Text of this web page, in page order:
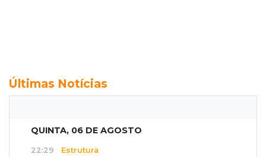
Últimas Notícias
QUINTA, 06 DE AGOSTO
22:29 Estrutura